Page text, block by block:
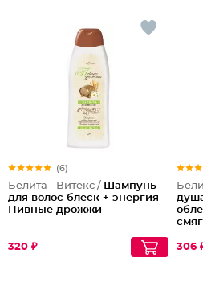
(6)
Белита - Витекс / Шампунь
для волос блеск + энергия
Пивные дрожжи
320 ₽
306